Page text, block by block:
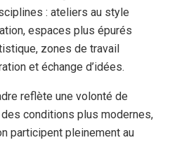
: ateliers au style
espaces plus épurés
zones de travail
et échange d’idées.
reflète une volonté de
conditions plus modernes,
participent pleinement au